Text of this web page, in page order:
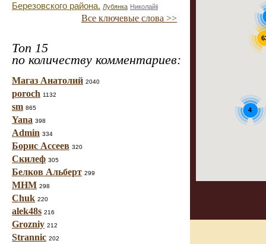
Березовского района. Лубянка Николайii
Все ключевые слова >>
Топ 15
по количеству комментариев:
Магаз Анатолий 2040
poroch 1132
sm 865
Yana 398
Admin 334
Борис Ассеев 320
Скилеф 305
Белков Альберт 299
МНМ 298
Chuk 220
alek48s 216
Grozniy 212
Strannic 202
4